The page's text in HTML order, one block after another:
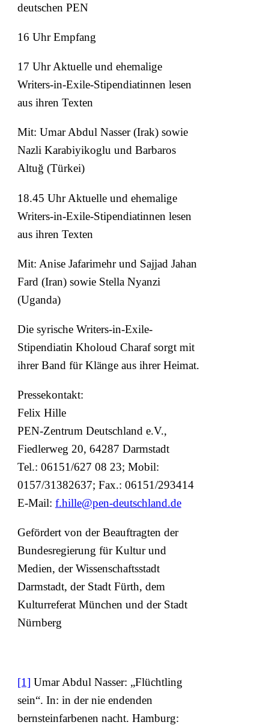
deutschen PEN
16 Uhr Empfang
17 Uhr Aktuelle und ehemalige
Writers-in-Exile-Stipendiatinnen lesen
aus ihren Texten
Mit: Umar Abdul Nasser (Irak) sowie
Nazli Karabiyikoglu und Barbaros
Altuğ (Türkei)
18.45 Uhr Aktuelle und ehemalige
Writers-in-Exile-Stipendiatinnen lesen
aus ihren Texten
Mit: Anise Jafarimehr und Sajjad Jahan
Fard (Iran) sowie Stella Nyanzi
(Uganda)
Die syrische Writers-in-Exile-
Stipendiatin Kholoud Charaf sorgt mit
ihrer Band für Klänge aus ihrer Heimat.
Pressekontakt:
Felix Hille
PEN-Zentrum Deutschland e.V.,
Fiedlerweg 20, 64287 Darmstadt
Tel.: 06151/627 08 23; Mobil:
0157/31382637; Fax.: 06151/293414
E-Mail: f.hille@pen-deutschland.de
Gefördert von der Beauftragten der
Bundesregierung für Kultur und
Medien, der Wissenschaftsstadt
Darmstadt, der Stadt Fürth, dem
Kulturreferat München und der Stadt
Nürnberg
[1] Umar Abdul Nasser: „Flüchtling
sein“. In: in der nie endenden
bernsteinfarbenen nacht. Hamburg: